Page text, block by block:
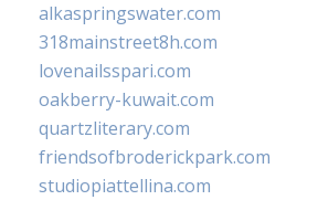
alkaspringswater.com
318mainstreet8h.com
lovenailsspari.com
oakberry-kuwait.com
quartzliterary.com
friendsofbroderickpark.com
studiopiattellina.com